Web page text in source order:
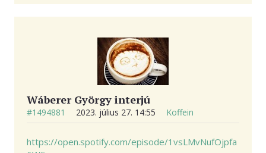
Wáberer György interjú
#1494881 2023. július 27. 14:55 Koffein
https://open.spotify.com/episode/1vsLMvNufOjpfa